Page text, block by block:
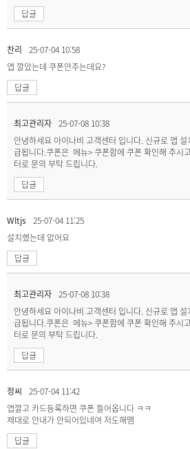
답글
찬리
25-07-04 10:58
앱 깔았는데 쿠폰안주는데요?
답글
최고관리자 25-07-08 10:38
안녕하세요 아이나비 고객센터 입니다. 신규로 앱
급됩니다.쿠폰은 메뉴> 쿠폰함에 쿠폰 확인해 주시
터로 문의 부탁 드립니다.
답글
Wltjs
25-07-04 11:25
설치했는데 없어요
답글
최고관리자 25-07-08 10:38
안녕하세요 아이나비 고객센터 입니다. 신규로 앱
급됩니다.쿠폰은 메뉴> 쿠폰함에 쿠폰 확인해 주시
터로 문의 부탁 드립니다.
답글
정씨
25-07-04 11:42
앱깔고 카드등록하면 쿠폰 들어옵니다 ㅋㅋ
제대로 안내가 안되어있네여 저도해맴
답글